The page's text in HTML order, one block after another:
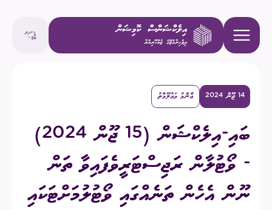
14 ޖޫން 2024 ޢާންމު މަޢުލޫމާތު
ބައި-އިލެކްޝަން (15 ޖޫން 2024)
- ވޯޓުލާން ރަޖިސްޓަރީވެފައިވާ ތަން
ނޫން އެހެން ތަނެއްގައި ވޯޓުލުމަށްޓަކައި